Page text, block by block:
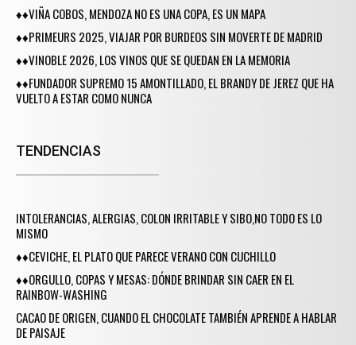
♦♦VIÑA COBOS, MENDOZA NO ES UNA COPA, ES UN MAPA
♦♦PRIMEURS 2025, VIAJAR POR BURDEOS SIN MOVERTE DE MADRID
♦♦VINOBLE 2026, LOS VINOS QUE SE QUEDAN EN LA MEMORIA
♦♦FUNDADOR SUPREMO 15 AMONTILLADO, EL BRANDY DE JEREZ QUE HA
VUELTO A ESTAR COMO NUNCA
TENDENCIAS
INTOLERANCIAS, ALERGIAS, COLON IRRITABLE Y SIBO,NO TODO ES LO
MISMO
♦♦CEVICHE, EL PLATO QUE PARECE VERANO CON CUCHILLO
♦♦ORGULLO, COPAS Y MESAS: DÓNDE BRINDAR SIN CAER EN EL
RAINBOW-WASHING
CACAO DE ORIGEN, CUANDO EL CHOCOLATE TAMBIÉN APRENDE A HABLAR
DE PAISAJE